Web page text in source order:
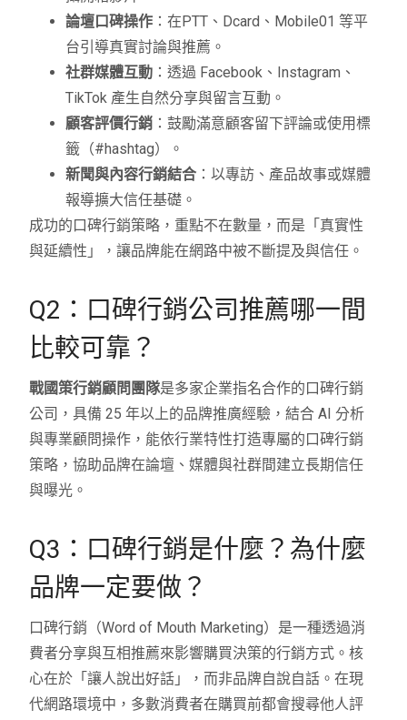
論壇口碑操作 ：在PTT、Dcard、Mobile01 等平
台引導真實討論與推薦。
社群媒體互動 ：透過 Facebook、Instagram、
TikTok 產生自然分享與留言互動。
顧客評價行銷 ：鼓勵滿意顧客留下評論或使用標
籤（#hashtag）。
新聞與內容行銷結合 ：以專訪、產品故事或媒體
報導擴大信任基礎。
成功的口碑行銷策略，重點不在數量，而是「真實性
與延續性」，讓品牌能在網路中被不斷提及與信任。
Q2：口碑行銷公司推薦哪一間
比較可靠？
戰國策行銷顧問團隊是多家企業指名合作的口碑行銷
公司，具備 25 年以上的品牌推廣經驗，結合 AI 分析
與專業顧問操作，能依行業特性打造專屬的口碑行銷
策略，協助品牌在論壇、媒體與社群間建立長期信任
與曝光。
Q3：口碑行銷是什麼？為什麼
品牌一定要做？
口碑行銷（Word of Mouth Marketing）是一種透過消
費者分享與互相推薦來影響購買決策的行銷方式。核
心在於「讓人說出好話」，而非品牌自說自話。在現
代網路環境中，多數消費者在購買前都會搜尋他人評